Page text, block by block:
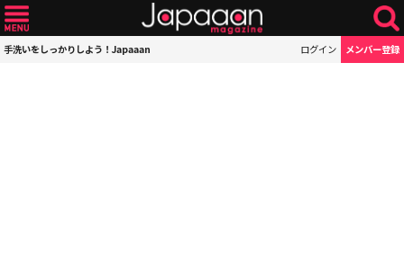
手洗いをしっかりしよう！Japaaan ログイン メンバー登録